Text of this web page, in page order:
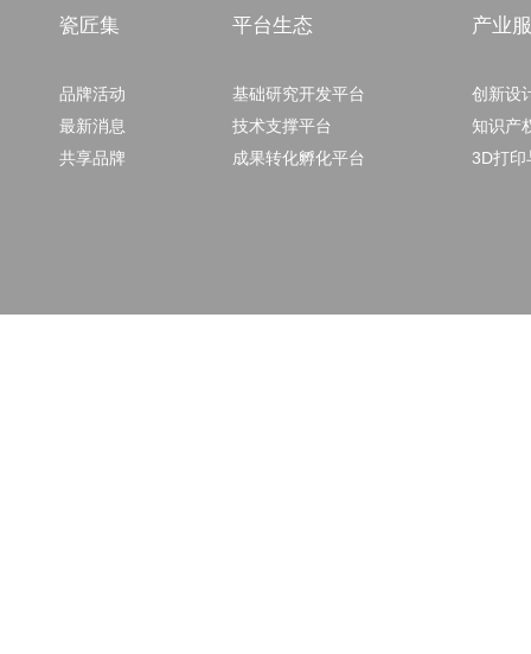
瓷匠集
品牌活动
最新消息
共享品牌
平台生态
基础研究开发平台
技术支撑平台
成果转化孵化平台
产业
创新设
知识产
3D打印